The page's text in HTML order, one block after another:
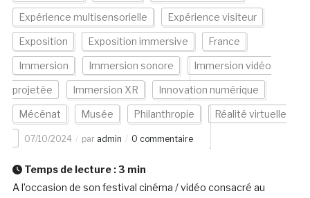
Expérience multisensorielle Expérience visiteur
Exposition Exposition immersive France
Immersion Immersion sonore Immersion vidéo
projetée Immersion XR Innovation numérique
Mécénat Musée Philanthropie Réalité virtuelle
07/10/2024 par admin 0 commentaire
Temps de lecture : 3 min
A l’occasion de son festival cinéma / vidéo consacré au